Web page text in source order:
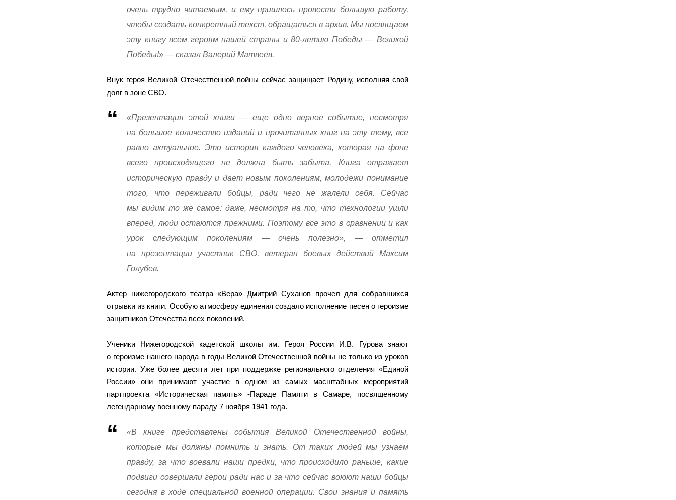
очень трудно читаемым, и ему пришлось провести большую работу,
чтобы создать конкретный текст, обращаться в архив. Мы посвящаем
эту книгу всем героям нашей страны и 80-летию Победы — Великой
Победы!» — сказал Валерий Матвеев.
Внук героя Великой Отечественной войны сейчас защищает Родину, исполняя свой
долг в зоне СВО.
«Презентация этой книги — еще одно верное событие, несмотря
на большое количество изданий и прочитанных книг на эту тему, все
равно актуальное. Это история каждого человека, которая на фоне
всего происходящего не должна быть забыта. Книга отражает
историческую правду и дает новым поколениям, молодежи понимание
того, что переживали бойцы, ради чего не жалели себя. Сейчас
мы видим то же самое: даже, несмотря на то, что технологии ушли
вперед, люди остаются прежними. Поэтому все это в сравнении и как
урок следующим поколениям — очень полезно», — отметил
на презентации участник СВО, ветеран боевых действий Максим
Голубев.
Актер нижегородского театра «Вера» Дмитрий Суханов прочел для собравшихся
отрывки из книги. Особую атмосферу единения создало исполнение песен о героизме
защитников Отечества всех поколений.
Ученики Нижегородской кадетской школы им. Героя России И.В. Гурова знают
о героизме нашего народа в годы Великой Отечественной войны не только из уроков
истории. Уже более десяти лет при поддержке регионального отделения «Единой
России» они принимают участие в одном из самых масштабных мероприятий
партпроекта «Историческая память» -Параде Памяти в Самаре, посвященному
легендарному военному параду 7 ноября 1941 года.
«В книге представлены события Великой Отечественной войны,
которые мы должны помнить и знать. От таких людей мы узнаем
правду, за что воевали наши предки, что происходило раньше, какие
подвиги совершали герои ради нас и за что сейчас воюют наши бойцы
сегодня в ходе специальной военной операции. Свои знания и память